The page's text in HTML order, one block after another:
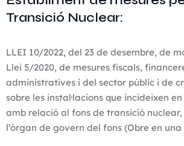
Transició Nuclear:
LLEI 10/2022, del 23 de desembre, de
Llei 5/2020, de mesures fiscals,
administratives i del sector públic i de
sobre les instal·lacions que incideixen
amb relació al fons de transició
l’òrgan de govern del fons (Obre en